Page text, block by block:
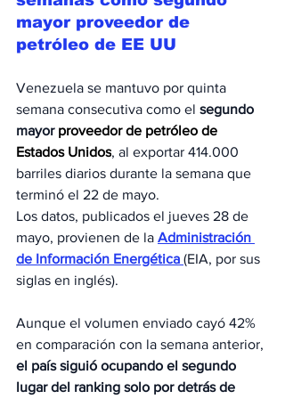
mayor proveedor de
petróleo de EE UU
Venezuela se mantuvo por quinta
semana consecutiva como el segundo
mayor proveedor de petróleo de
Estados Unidos, al exportar 414.000
barriles diarios durante la semana que
terminó el 22 de mayo.
Los datos, publicados el jueves 28 de
mayo, provienen de la Administración
de Información Energética (EIA, por sus
siglas en inglés).
Aunque el volumen enviado cayó 42%
en comparación con la semana anterior,
el país siguió ocupando el segundo
lugar del ranking solo por detrás de